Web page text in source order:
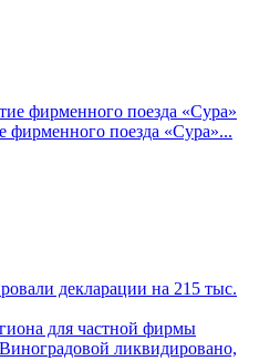
фирменного поезда «Сура»...
декларации на 215 тыс.